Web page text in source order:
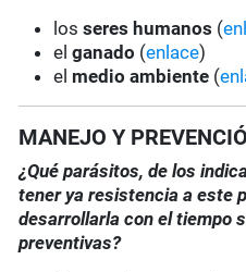
losseres humanos (
elganado (enlace)
el medio ambiente (
MANEJO Y
¿Qué parásitos, de los
tener ya resistencia a este
desarrollarla con el tiempo
preventivas?